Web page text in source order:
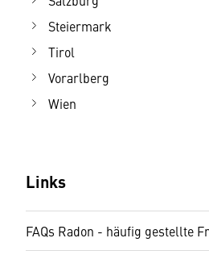
Steiermark
Tirol
Vorarlberg
Wien
Links
FAQs Radon - häufig gestellte